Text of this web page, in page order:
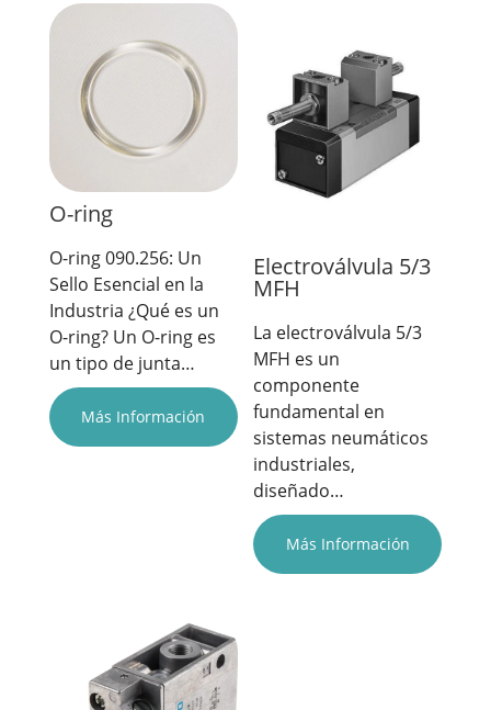
O-ring
O-ring 090.256: Un
Sello Esencial en la
Industria ¿Qué es un
O-ring? Un O-ring es
un tipo de junta…
Más Información
Electroválvula 5/3
MFH
La electroválvula 5/3
MFH es un
componente
fundamental en
sistemas neumáticos
industriales,
diseñado…
Más Información